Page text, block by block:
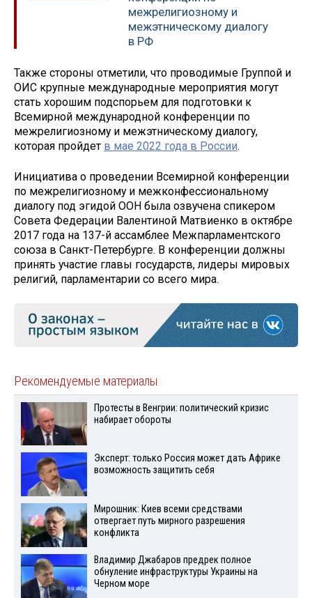
межрелигиозному и
межэтническому диалогу
в РФ
Также стороны отметили, что проводимые Группой и
ОИС крупные международные мероприятия могут
стать хорошим подспорьем для подготовки к
Всемирной международной конференции по
межрелигиозному и межэтническому диалогу,
которая пройдет в мае 2022 года в России.
Инициатива о проведении Всемирной конференции
по межрелигиозному и межконфессиональному
диалогу под эгидой ООН была озвучена спикером
Совета Федерации Валентиной Матвиенко в октябре
2017 года на 137-й ассамблее Межпарламентского
союза в Санкт-Петербурге. В конференции должны
принять участие главы государств, лидеры мировых
религий, парламентарии со всего мира.
Рекомендуемые материалы
Протесты в Венгрии: политический кризис
набирает обороты
Эксперт: только Россия может дать Африке
возможность защитить себя
Мирошник: Киев всеми средствами
отвергает путь мирного разрешения
конфликта
Владимир Джабаров предрек полное
обнуление инфраструктуры Украины на
Черном море